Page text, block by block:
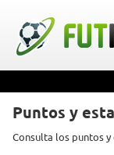
Puntos y
Consulta los puntos